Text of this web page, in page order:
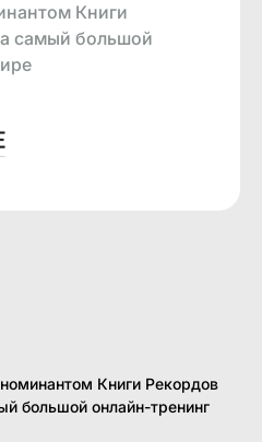
Книги
самый большой
Книги Рекордов
большой онлайн-тренинг